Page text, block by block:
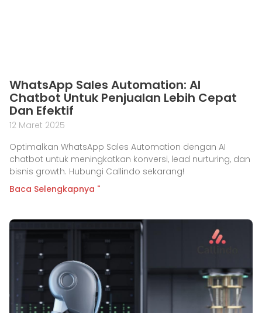
WhatsApp Sales Automation: AI
Chatbot Untuk Penjualan Lebih Cepat
Dan Efektif
12 Maret 2025
Optimalkan WhatsApp Sales Automation dengan AI
chatbot untuk meningkatkan konversi, lead nurturing, dan
bisnis growth. Hubungi Callindo sekarang!
Baca Selengkapnya "